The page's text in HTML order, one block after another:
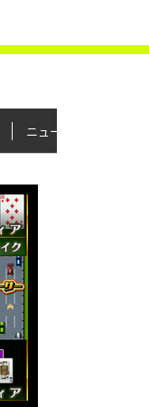
ニュース＆トピックス